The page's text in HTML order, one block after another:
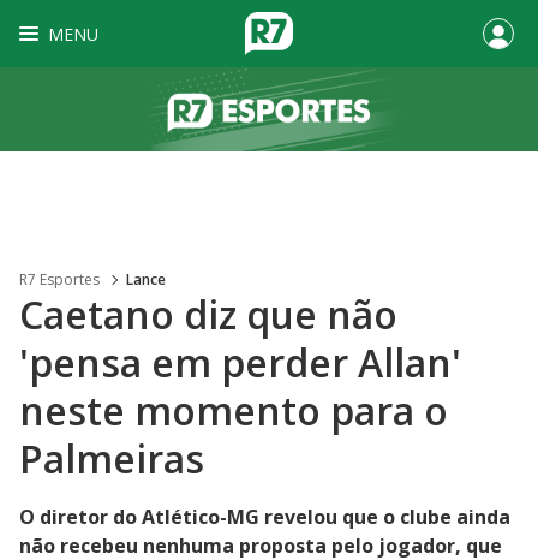
MENU
R7 Esportes Lance
Caetano diz que não
'pensa em perder Allan'
neste momento para o
Palmeiras
O diretor do Atlético-MG revelou que o clube ainda
não recebeu nenhuma proposta pelo jogador, que